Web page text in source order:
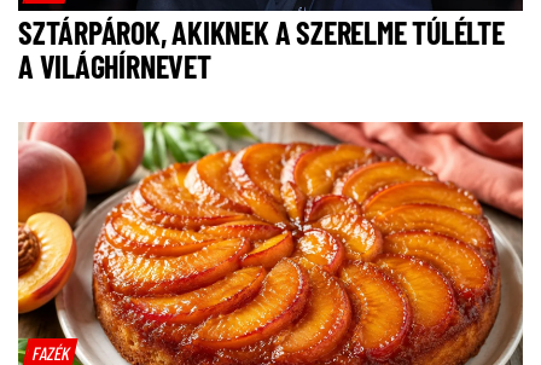
SZTÁRPÁROK, AKIKNEK A SZERELME TÚLÉLTE
A VILÁGHÍRNEVET
FAZÉK